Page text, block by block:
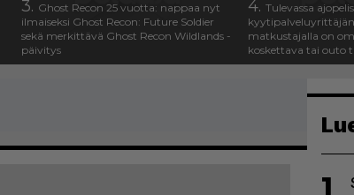
3. Ghost Recon 25 vuotta: nappaa nyt
ilmaiseksi Ghost Recon: Future Soldier
sekä merkittävä Ghost Recon Wildlands -
päivitys
4. Tulevassa
kyytipalveluyrittäjän
matkustajalla on
koskettava tai outo
1